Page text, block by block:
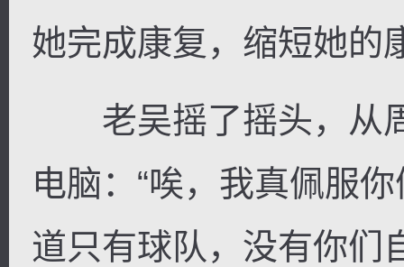
她完成康复，缩短她
老吴摇了摇头，从
电脑：“唉，我真佩服
道只有球队，没有你们